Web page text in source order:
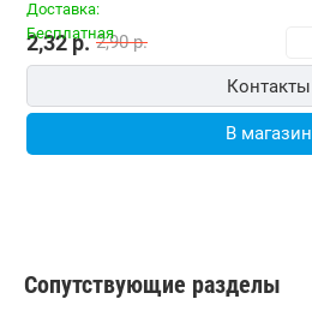
2,32р. 2,90р.
Контакты
В магазин
Сопутствующие разделы